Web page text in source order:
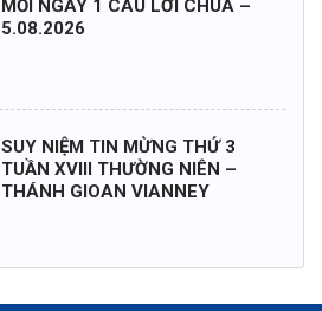
MỖI NGÀY 1 CÂU LỜI CHÚA –
5.08.2026
SUY NIỆM TIN MỪNG THỨ 3
TUẦN XVIII THƯỜNG NIÊN –
THÁNH GIOAN VIANNEY